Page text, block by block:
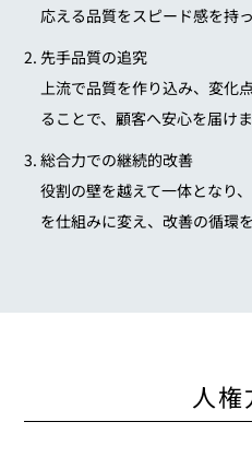
応える品質をスピード感を持
先手品質の追究
上流で品質を作り込み、変化
ることで、顧客へ安心を届けま
総合力での継続的改善
役割の壁を越えて一体となり
を仕組みに変え、改善の循環
人